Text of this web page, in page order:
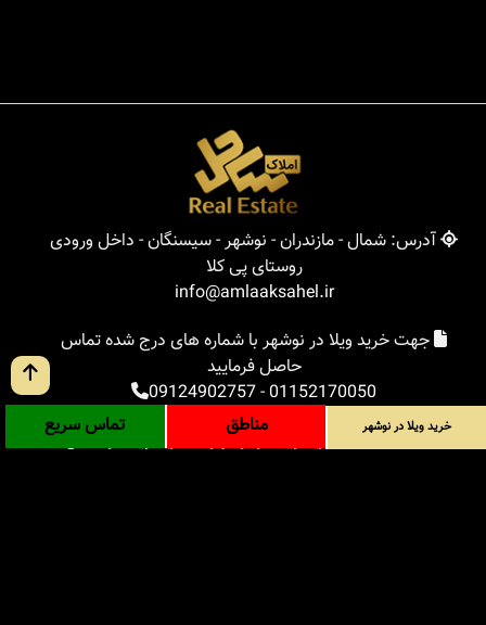
آدرس: شمال - مازندران - نوشهر - سیسنگان - داخل ورودی
روستای پی کلا
info@amlaaksahel.ir
جهت خرید ویلا در نوشهر با شماره های درج شده تماس
حاصل فرمایید
01152170050
-
09124902757
املاک ساحل
خرید ویلا در نوشهر
خرید ویلا در شمال
خرید ویلا در نوشهر مناطق تماس سریع